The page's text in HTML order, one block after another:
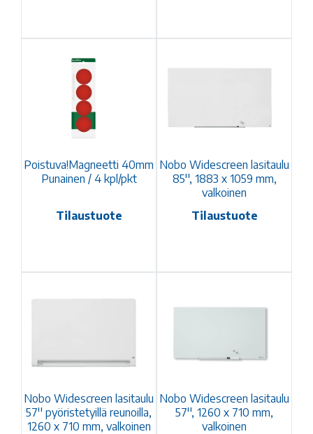
Poistuva!Magneetti 40mm
Punainen / 4 kpl/pkt
Tilaustuote
Nobo Widescreen lasitaulu
85'', 1883 x 1059 mm,
valkoinen
Tilaustuote
Nobo Widescreen lasitaulu
57'' pyöristetyillä reunoilla,
1260 x 710 mm, valkoinen
Nobo Widescreen lasitaulu
57'', 1260 x 710 mm,
valkoinen